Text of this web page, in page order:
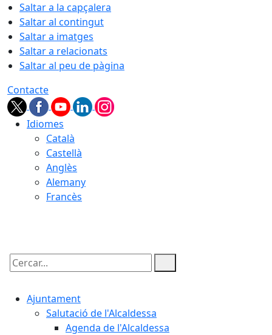
Saltar a la capçalera
Saltar al contingut
Saltar a imatges
Saltar a relacionats
Saltar al peu de pàgina
Contacte
Idiomes
Català
Castellà
Anglès
Alemany
Francès
Cercar:
Ajuntament
Salutació de l'Alcaldessa
Agenda de l'Alcaldessa